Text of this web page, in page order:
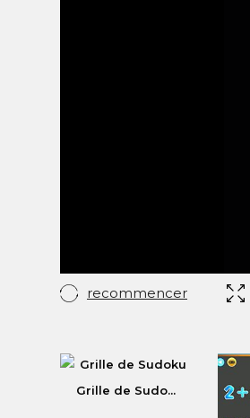
recommencer
Grille de Sudo...